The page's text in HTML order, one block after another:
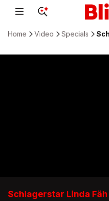
Home Video Specials
Schlagerstar Linda